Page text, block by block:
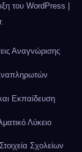
του WordPress
.
Αναγνώρισης
Εκπαίδευση
Λύκειο
Στοιχεία Σχολείων